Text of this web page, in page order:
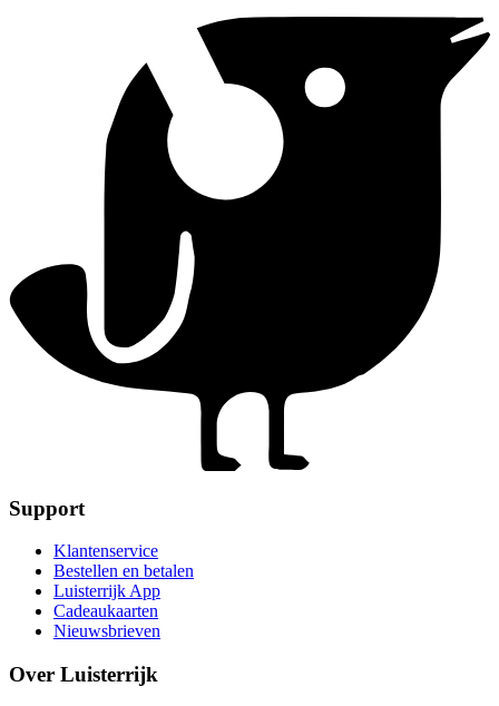
Support
Klantenservice
Bestellen en betalen
Luisterrijk App
Cadeaukaarten
Nieuwsbrieven
Over Luisterrijk